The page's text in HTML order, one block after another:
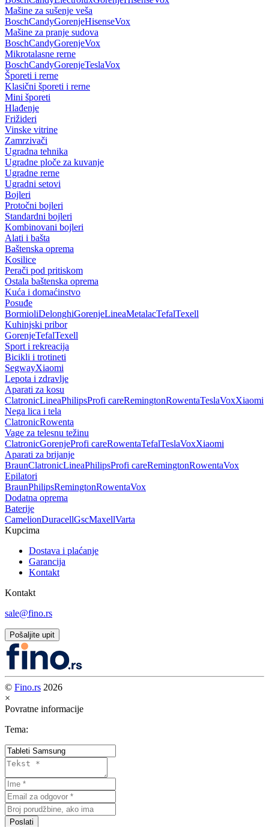
Mašine za sušenje veša
BoschCandyGorenjeHisenseVox
Mašine za pranje sudova
BoschCandyGorenjeVox
Mikrotalasne rerne
BoschCandyGorenjeTeslaVox
Šporeti i rerne
Klasični šporeti i rerne
Mini šporeti
Hlađenje
Frižideri
Vinske vitrine
Zamrzivači
Ugradna tehnika
Ugradne ploče za kuvanje
Ugradne rerne
Ugradni setovi
Bojleri
Protočni bojleri
Standardni bojleri
Kombinovani bojleri
Alati i bašta
Baštenska oprema
Kosilice
Perači pod pritiskom
Ostala baštenska oprema
Kuća i domaćinstvo
Posuđe
BormioliDelonghiGorenjeLineaMetalacTefalTexell
Kuhinjski pribor
GorenjeTefalTexell
Sport i rekreacija
Bicikli i trotineti
SegwayXiaomi
Lepota i zdravlje
Aparati za kosu
ClatronicLineaPhilipsProfi careRemingtonRowentaTeslaVoxXiaomi
Nega lica i tela
ClatronicRowenta
Vage za telesnu težinu
ClatronicGorenjeProfi careRowentaTefalTeslaVoxXiaomi
Aparati za brijanje
BraunClatronicLineaPhilipsProfi careRemingtonRowentaVox
Epilatori
BraunPhilipsRemingtonRowentaVox
Dodatna oprema
Baterije
CamelionDuracellGscMaxellVarta
Kupcima
Dostava i plaćanje
Garancija
Kontakt
Kontakt
sale@fino.rs
Pošaljite upit
© Fino.rs 2026
×
Povratne informacije
Tema:
Poslati